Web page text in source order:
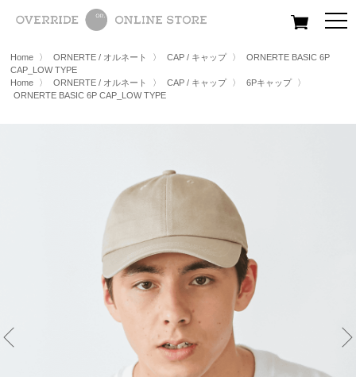
All Women Men
Home 〉 ORNERTE / オルネート 〉 CAP / キャップ 〉
ORNERTE BASIC 6P
CAP_LOW TYPE
Home
〉 ORNERTE / オルネート 〉 CAP / キャップ 〉 6Pキャップ
〉
ORNERTE BASIC 6P CAP_LOW TYPE